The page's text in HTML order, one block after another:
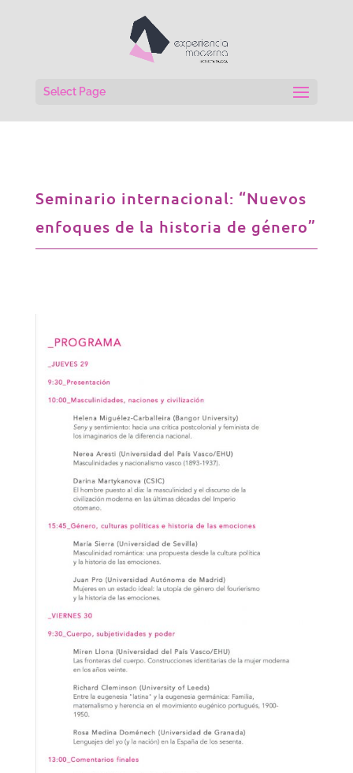
Select Page
Seminario internacional: “Nuevos
enfoques de la historia de género”